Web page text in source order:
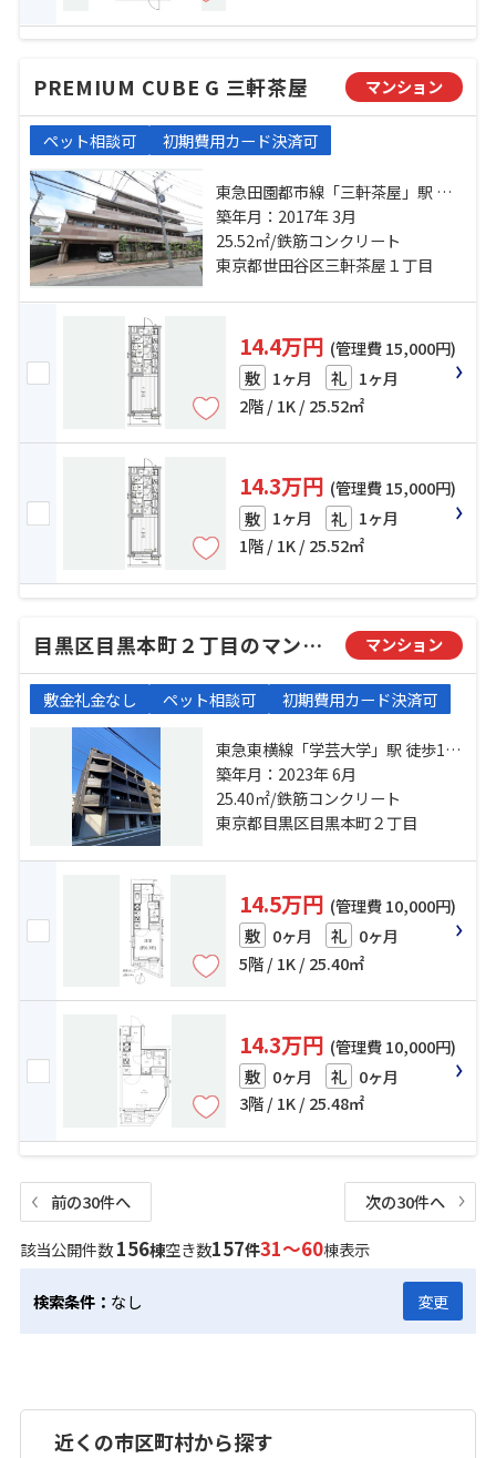
PREMIUM CUBE G 三軒茶屋 マンション
ペット相談可 初期費用カード決済可
東急田園都市線「三軒茶屋」駅 徒
歩7分 東急東横線「祐天寺」駅 徒歩
26分 東急世田谷線「西太子堂」
駅 徒歩14分
築年月：2017年 3月
25.52㎡/鉄筋コンクリート
東京都世田谷区三軒茶屋１丁目
14.4万円 (管理費 15,000円)
敷 1ヶ月 礼 1ヶ月
2階 / 1K / 25.52㎡
14.3万円 (管理費 15,000円)
敷 1ヶ月 礼 1ヶ月
1階 / 1K / 25.52㎡
目黒区目黒本町２丁目のマンション マンション
敷金礼金なし ペット相談可 初期費用カード決済可
東急東横線「学芸大学」駅 徒歩12
分 東急目黒線「武蔵小山」駅 徒歩
20分 東急東横線「祐天寺」駅 徒歩
22分
築年月：2023年 6月
25.40㎡/鉄筋コンクリート
東京都目黒区目黒本町２丁目
14.5万円 (管理費 10,000円)
敷 0ヶ月 礼 0ヶ月
5階 / 1K / 25.40㎡
14.3万円 (管理費 10,000円)
敷 0ヶ月 礼 0ヶ月
3階 / 1K / 25.48㎡
前の30件へ 次の30件へ
該当公開件数156棟空き数157件31～60棟表示
検索条件： なし 変更
近くの市区町村から探す